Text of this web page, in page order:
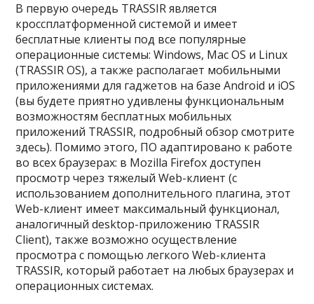
В первую очередь TRASSIR является
кроссплатформенной системой и имеет
бесплатные клиенты под все популярные
операционные системы: Windows, Mac OS и Linux
(TRASSIR OS), а также располагает мобильными
приложениями для гаджетов на базе Android и iOS
(вы будете приятно удивлены функциональным
возможностям бесплатных мобильных
приложений TRASSIR, подробный обзор смотрите
здесь). Помимо этого, ПО адаптировано к работе
во всех браузерах: в Mozilla Firefox доступен
просмотр через тяжелый Web-клиент (с
использованием дополнительного плагина, этот
Web-клиент имеет максимальный функционал,
аналогичный desktop-приложению TRASSIR
Client), также возможно осуществление
просмотра с помощью легкого Web-клиента
TRASSIR, который работает на любых браузерах и
операционных системах.